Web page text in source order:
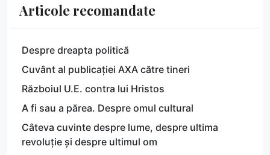
Articole recomandate
Despre dreapta politică
Cuvânt al publicației AXA către tineri
Războiul U.E. contra lui Hristos
A fi sau a părea. Despre omul cultural
Câteva cuvinte despre lume, despre ultima
revoluție și despre ultimul om